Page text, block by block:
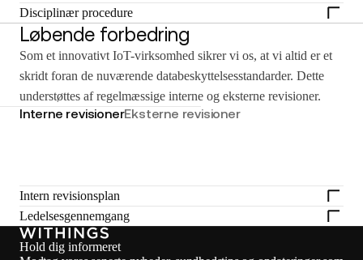
Disciplinær procedure
Løbende forbedring
Som et innovativt IoT-virksomhed sikrer vi os, at vi altid er et
skridt foran de nuværende databeskyttelsesstandarder. Dette
understøttes af regelmæssige interne og eksterne revisioner.
Interne revisionerEksterne revisioner
Intern revisionsplan
Ledelsesgennemgang
Hold dig informeret